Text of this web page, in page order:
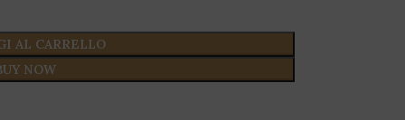
AL CARRELLO
NOW